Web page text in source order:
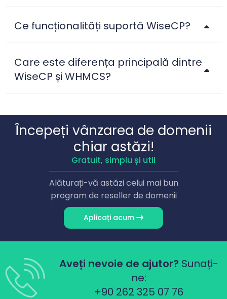
Ce funcționalități suportă WiseCP?
Care este diferența principală dintre
WiseCP și WHMCS?
Începeți vânzarea de domenii
chiar astăzi!
Gratuit, simplu și util
Alăturați-vă astăzi celui mai bun
program de reseller de domenii
Aplicați acum
Aveți nevoie de ajutor? Sunați-
ne:
+90 262 325 07 76